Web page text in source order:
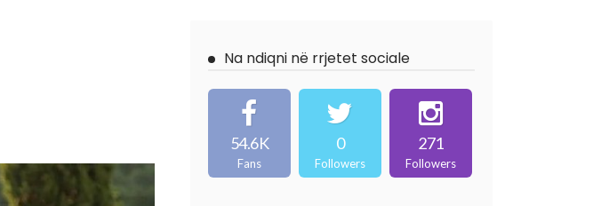
Na ndiqni në rrjetet sociale
54.6K
Fans
0
Followers
271
Followers